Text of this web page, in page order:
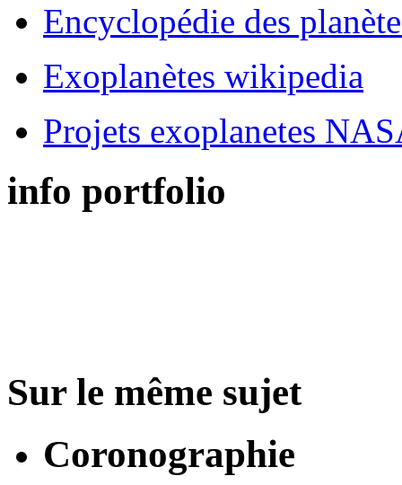
Encyclopédie des
Exoplanètes wikipedia
Projets exoplanetes
info portfolio
Sur le même sujet
Coronographie